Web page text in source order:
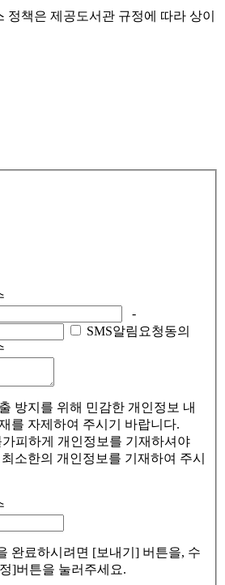
정책은 제공도서관 규정에 따라 상이
-
SMS알림요청동의
방지를 위해 민감한 개인정보 내
를 자제하여 주시기 바랍니다.
피하게 개인정보를 기재하셔야
소한의 개인정보를 기재하여 주시
완료하시려면 [보내기] 버튼을, 수
]버튼을 눌러주세요.